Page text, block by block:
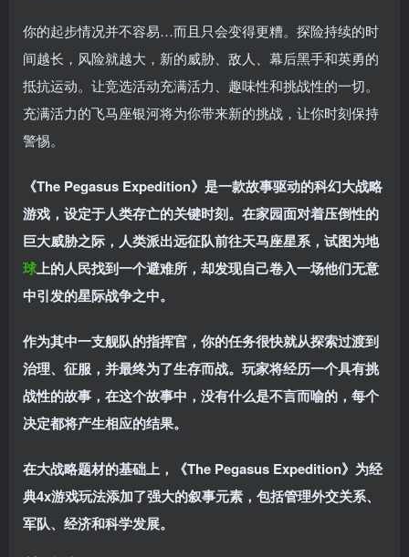
你的起步情况并不容易…而且只会变得更糟。探险持续的时
间越长，风险就越大，新的威胁、敌人、幕后黑手和英勇的
抵抗运动。让竞选活动充满活力、趣味性和挑战性的一切。
充满活力的飞马座银河将为你带来新的挑战，让你时刻保持
警惕。
《The Pegasus Expedition》是一款故事驱动的科幻大战略
游戏，设定于人类存亡的关键时刻。在家园面对着压倒性的
巨大威胁之际，人类派出远征队前往天马座星系，试图为地
球上的人民找到一个避难所，却发现自己卷入一场他们无意
中引发的星际战争之中。
作为其中一支舰队的指挥官，你的任务很快就从探索过渡到
治理、征服，并最终为了生存而战。玩家将经历一个具有挑
战性的故事，在这个故事中，没有什么是不言而喻的，每个
决定都将产生相应的结果。
在大战略题材的基础上，《The Pegasus Expedition》为经
典4x游戏玩法添加了强大的叙事元素，包括管理外交关系、
军队、经济和科学发展。